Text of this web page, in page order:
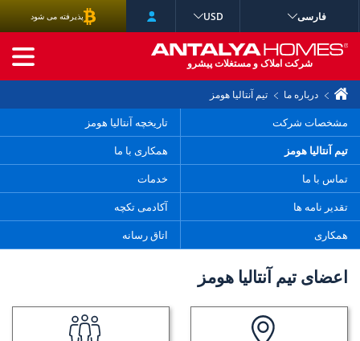
درباره ما تیم آنتالیا هومز
مشخصات شرکت
تاریخچه آنتالیا هومز
تیم آنتالیا هومز
همکاری با ما
تماس با ما
خدمات
تقدیر نامه ها
آکادمی تکچه
همکاری
اتاق رسانه
اعضای تیم آنتالیا هومز
فارسی USD پذیرفته می شود
شرکت املاک و مستغلات پیشرو
جستجوی پیشرفته